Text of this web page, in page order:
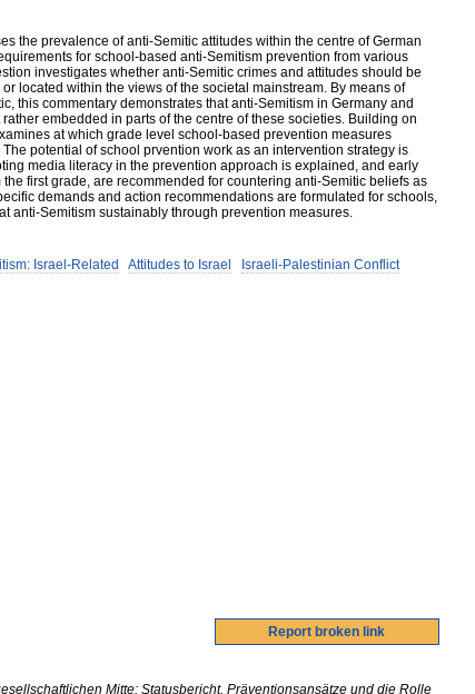
the prevalence of anti-Semitic attitudes within the centre of German
for school-based anti-Semitism prevention from various
investigates whether anti-Semitic crimes and attitudes should be
located within the views of the societal mainstream. By means of
this commentary demonstrates that anti-Semitism in Germany and
embedded in parts of the centre of these societies. Building on
at which grade level school-based prevention measures
potential of school prvention work as an intervention strategy is
media literacy in the prevention approach is explained, and early
first grade, are recommended for countering anti-Semitic beliefs as
demands and action recommendations are formulated for schools,
anti-Semitism sustainably through prevention measures.
Israel-Related Attitudes to Israel
Israeli-Palestinian Conflict
Mitte: Statusbericht, Präventionsansätze und die Rolle